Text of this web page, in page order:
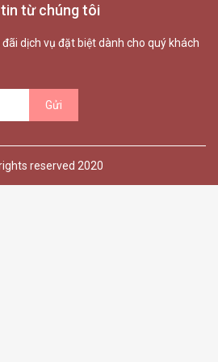
từ chúng tôi
dịch vụ đặt biệt dành cho quý khách
reserved 2020